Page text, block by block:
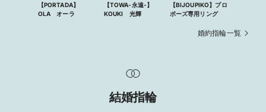
【PORTADA】
OLA オーラ
【TOWA-永遠-】
KOUKI 光輝
【BIJOUPIKO】プロ
ポーズ専用リング
婚約指輪一覧
結婚指輪